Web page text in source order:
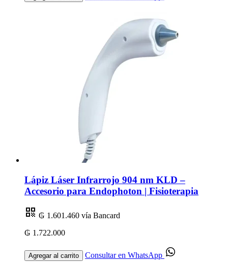
Lápiz Láser Infrarrojo 904 nm KLD –
Accesorio para Endophoton | Fisioterapia
₲ 1.601.460 vía Bancard
₲ 1.722.000
Agregar al carrito Consultar en WhatsApp